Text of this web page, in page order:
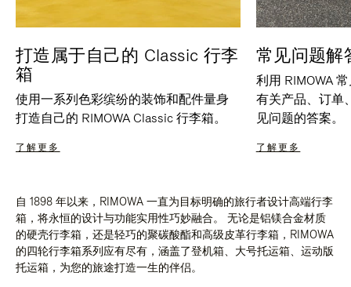
打造属于自己的 Classic 行李
箱
使用一系列色彩缤纷的装饰和配件量身
打造自己的 RIMOWA Classic 行李箱。
了解更多
常见问题解
利用 RIMOWA
有关产品、订单
见问题的答案。
了解更多
自 1898 年以来，RIMOWA 一直为目标明确的旅行者设计高端行李
箱，将永恒的设计与功能实用性巧妙融合。 无论是铝镁合金材质
的硬壳行李箱，还是轻巧的聚碳酸酯和高级皮革行李箱，RIMOWA
的四轮行李箱系列应有尽有，涵盖了登机箱、大号托运箱、运动版
托运箱，为您的旅途打造一生的伴侣。